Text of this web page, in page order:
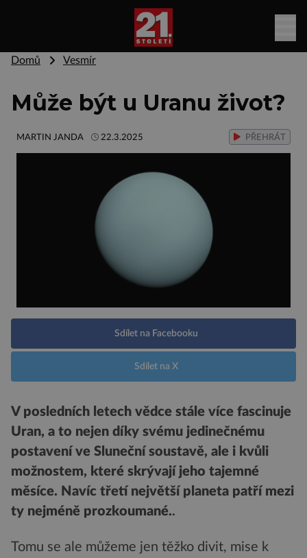
Domů Vesmír
Může být u Uranu život?
MARTIN JANDA 22.3.2025 PŘEHRÁT
Sdílet na Facebooku
Sdílet na X
V posledních letech vědce stále více fascinuje
Uran, a to nejen díky svému jedinečnému
postavení ve Sluneční soustavě, ale i kvůli
možnostem, které skrývají jeho tajemné
měsíce. Navíc třetí největší planeta patří mezi
ty nejméně prozkoumané..
Tomu se ale můžeme jen těžko divit, mise k